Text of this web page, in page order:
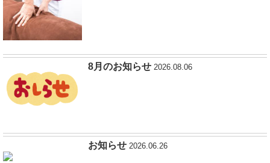
8月のお知らせ 2026.08.06
お知らせ 2026.06.26